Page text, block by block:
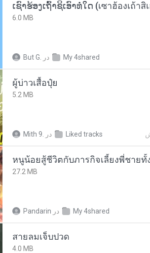
6.0 MB
But G. در My 4shared
ผู้บ่าวเสื้อปุ๋ย
5.2 MB
Mith 9. در Liked tracks
หนูน้อยสู้ชีวิตกับภารกิจเลี้ยงพี่ชายทั้
27.2 MB
Pandarin در My 4shared
สายลมเจ็บปวด
4.0 MB